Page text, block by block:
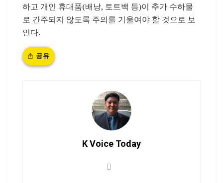
하고 개인 휴대품(배낭, 토트백 등)이 추가 수하물
로 간주되지 않도록 주의를 기울여야 할 것으로 보
인다.
공유
K Voice Today